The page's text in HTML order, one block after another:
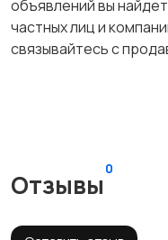
объявлений вы
частных лиц и
связывайтесь с
Отзывы
0